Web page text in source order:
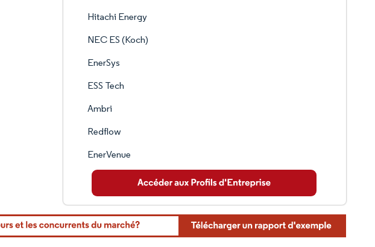
Hitachi Energy
NEC ES (Koch)
EnerSys
ESS Tech
Ambri
Redflow
EnerVenue